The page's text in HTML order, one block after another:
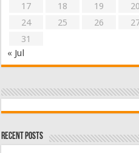
17
18 19 20
24
25 26
31
« Jul
Recent Posts